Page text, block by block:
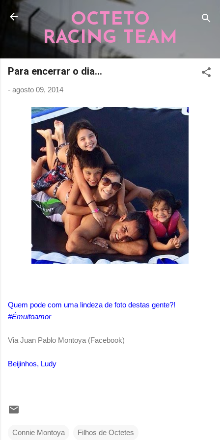
Pular para o conteúdo principal
OCTETO
RACING TEAM
Para encerrar o dia...
- agosto 09, 2014
Quem pode com uma lindeza de foto destas gente?!
#Émuitoamor
Via Juan Pablo Montoya (Facebook)
Beijinhos, Ludy
Connie Montoya Filhos de Octetes